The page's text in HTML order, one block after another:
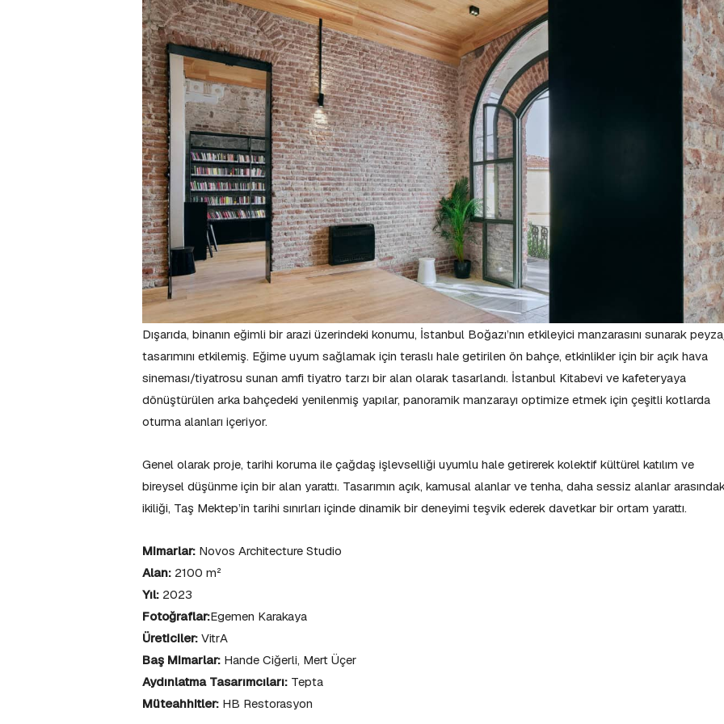
Dışarıda, binanın eğimli bir arazi üzerindeki konumu, İstanbul Boğazı’nın etkileyici manzarasını sunarak
tasarımını etkilemiş. Eğime uyum sağlamak için teraslı hale getirilen ön bahçe, etkinlikler için bir açık hava
sineması/tiyatrosu sunan amfi tiyatro tarzı bir alan olarak tasarlandı. İstanbul Kitabevi ve kafeteryaya
dönüştürülen arka bahçedeki yenilenmiş yapılar, panoramik manzarayı optimize etmek için çeşitli kotlarda
oturma alanları içeriyor.
Genel olarak proje, tarihi koruma ile çağdaş işlevselliği uyumlu hale getirerek kolektif kültürel katılım ve
bireysel düşünme için bir alan yarattı. Tasarımın açık, kamusal alanlar ve tenha, daha sessiz alanlar
ikiliği, Taş Mektep’in tarihi sınırları içinde dinamik bir deneyimi teşvik ederek davetkar bir ortam yarattı.
Mimarlar: Novos Architecture Studio
Alan: 2100 m²
Yıl: 2023
Fotoğraflar:Egemen Karakaya
Üreticiler: VitrA
Baş Mimarlar: Hande Ciğerli, Mert Üçer
Aydınlatma Tasarımcıları: Tepta
Müteahhitler: HB Restorasyon